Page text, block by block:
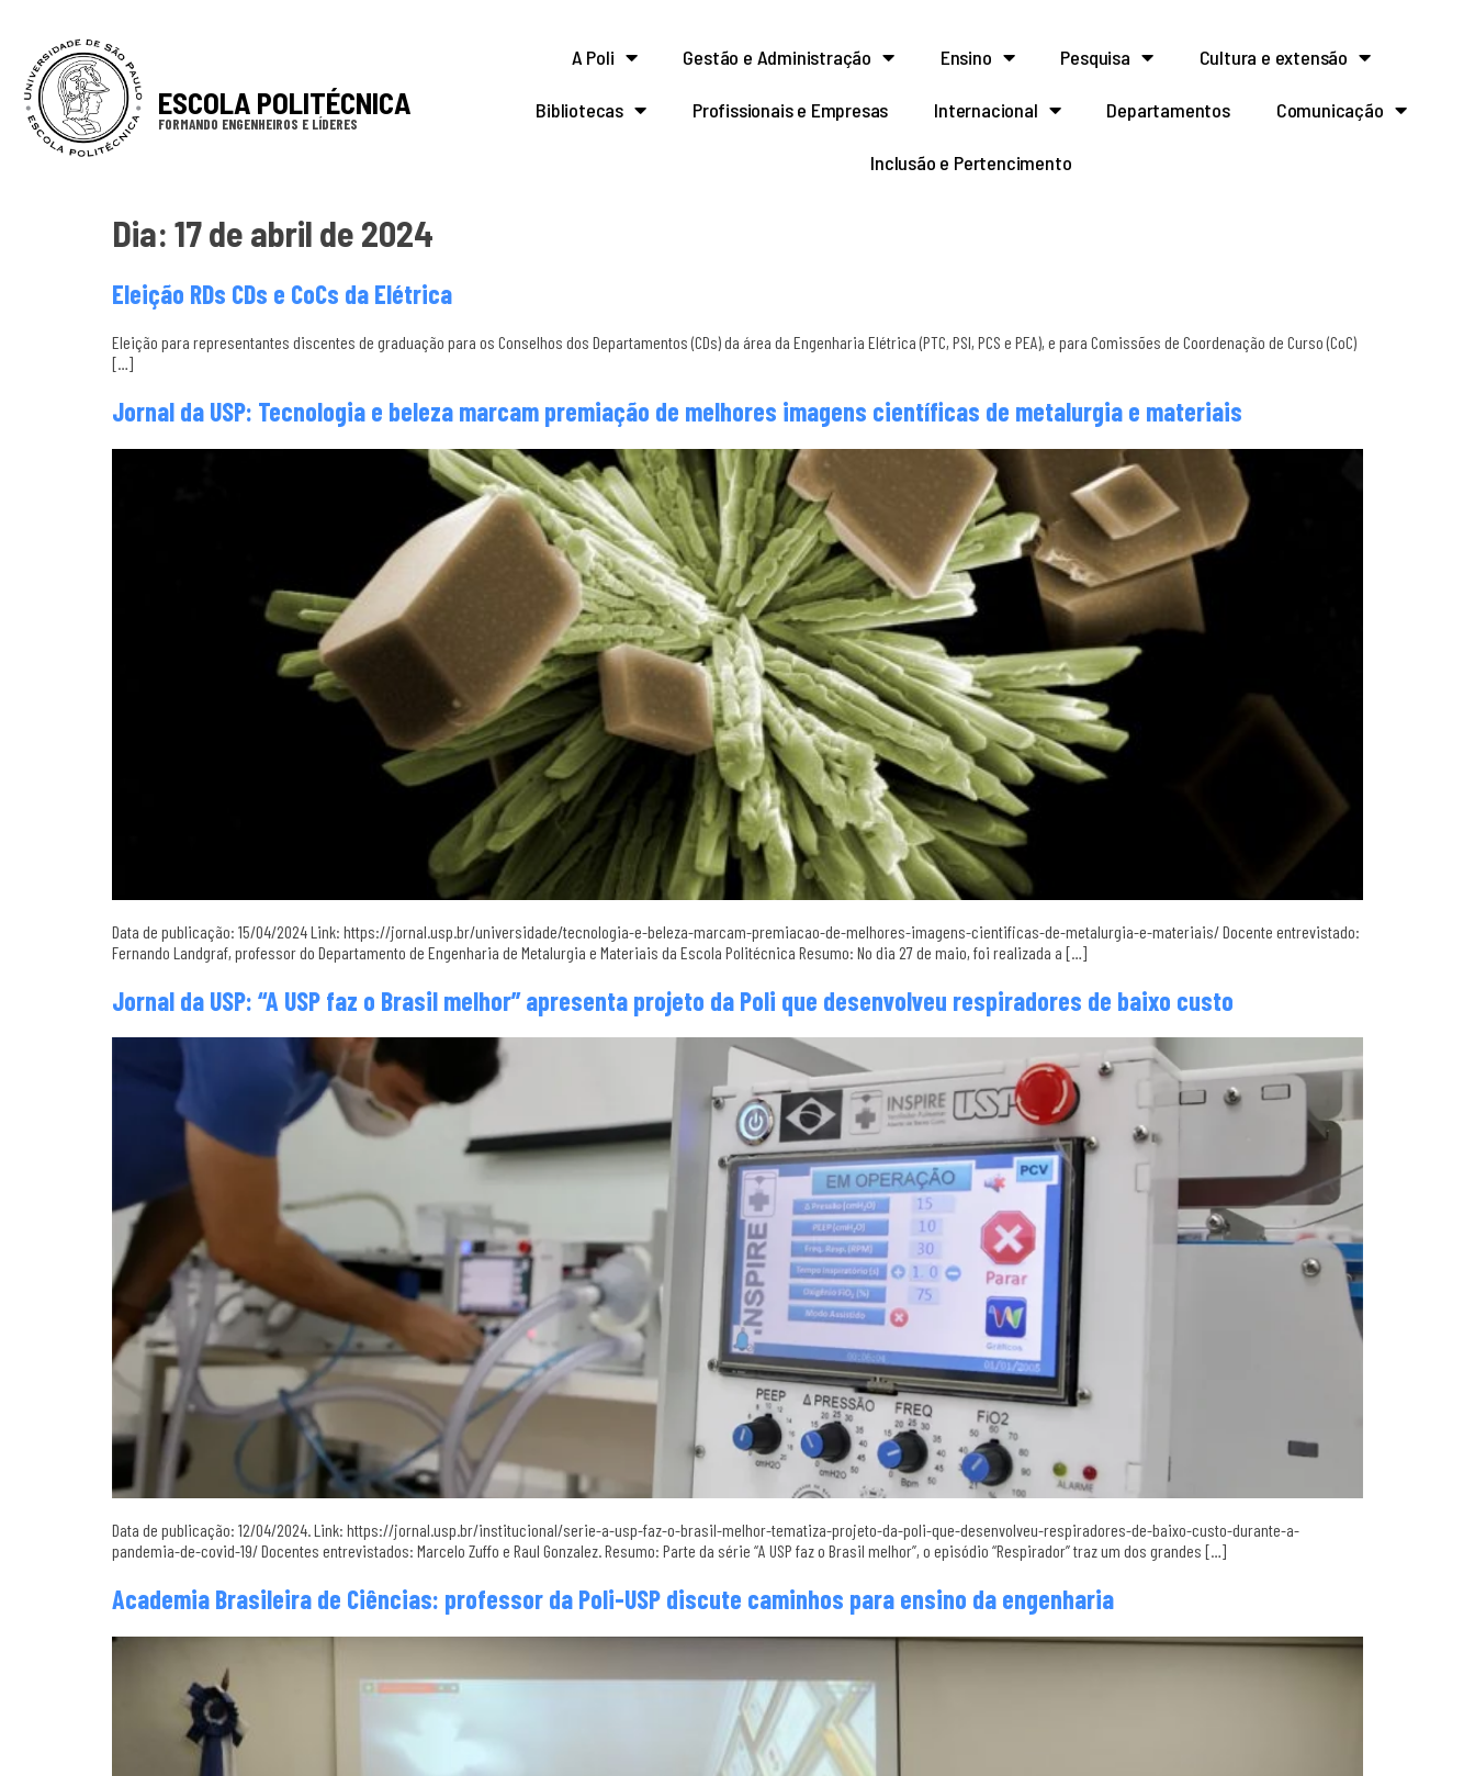
ESCOLA POLITÉCNICA
FORMANDO ENGENHEIROS E LÍDERES
A Poli Gestão e Administração Ensino Pesquisa Cultura e extensão
Bibliotecas Profissionais e Empresas Internacional Departamentos Comunicação
Inclusão e Pertencimento
Dia: 17 de abril de 2024
Eleição RDs CDs e CoCs da Elétrica
Eleição para representantes discentes de graduação para os Conselhos dos Departamentos (CDs) da área da Engenharia Elétrica (PTC, PSI, PCS e PEA), e para Comissões de Coordenação de Curso (CoC)
[…]
Jornal da USP: Tecnologia e beleza marcam premiação de melhores imagens científicas de metalurgia e materiais
Data de publicação: 15/04/2024 Link: https://jornal.usp.br/universidade/tecnologia-e-beleza-marcam-premiacao-de-melhores-imagens-cientificas-de-metalurgia-e-materiais/ Docente entrevistado:
Fernando Landgraf, professor do Departamento de Engenharia de Metalurgia e Materiais da Escola Politécnica Resumo: No dia 27 de maio, foi realizada a […]
Jornal da USP: “A USP faz o Brasil melhor” apresenta projeto da Poli que desenvolveu respiradores de baixo custo
Data de publicação: 12/04/2024. Link: https://jornal.usp.br/institucional/serie-a-usp-faz-o-brasil-melhor-tematiza-projeto-da-poli-que-desenvolveu-respiradores-de-baixo-custo-durante-a-
pandemia-de-covid-19/ Docentes entrevistados: Marcelo Zuffo e Raul Gonzalez. Resumo: Parte da série “A USP faz o Brasil melhor”, o episódio “Respirador” traz um dos grandes […]
Academia Brasileira de Ciências: professor da Poli-USP discute caminhos para ensino da engenharia